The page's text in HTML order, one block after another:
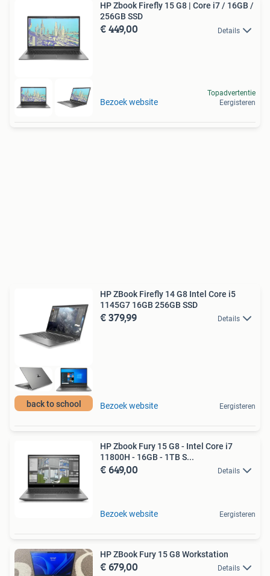
HP Zbook Firefly 15 G8 | Core i7 / 16GB /
256GB SSD
€ 449,00 Details
Bezoek website
Topadvertentie
Eergisteren
back to school
HP ZBook Firefly 14 G8 Intel Core i5
1145G7 16GB 256GB SSD
€ 379,99 Details
Bezoek website Eergisteren
HP Zbook Fury 15 G8 - Intel Core i7
11800H - 16GB - 1TB S...
€ 649,00 Details
Bezoek website Eergisteren
HP ZBook Fury 15 G8 Workstation
€ 679,00 Details